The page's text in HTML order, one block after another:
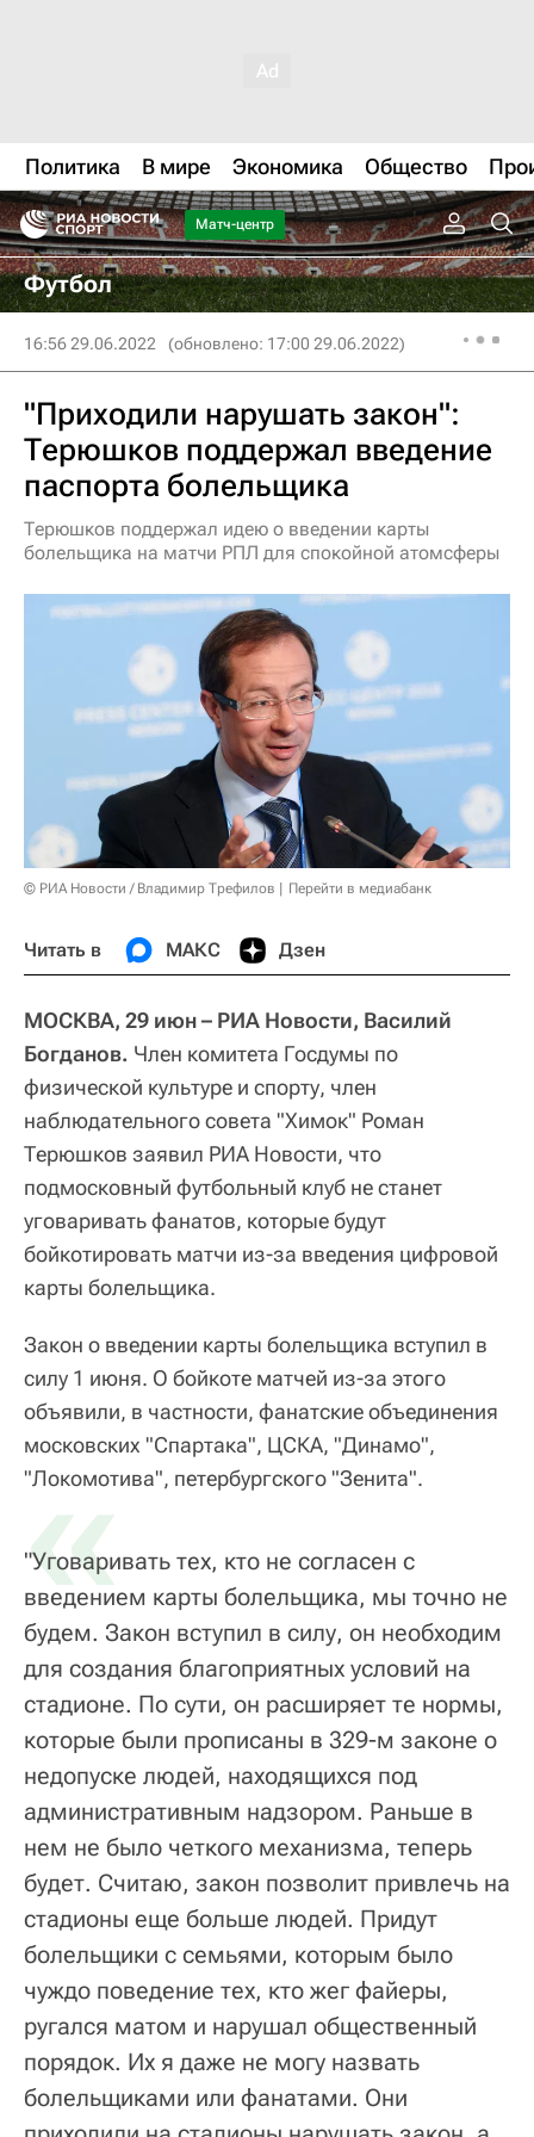
Политика В мире Экономика Общество
Матч-центр
Футбол
16:56 29.06.2022 (обновлено: 17:00 29.06.2022)
"Приходили нарушать закон":
Терюшков поддержал введение
паспорта болельщика
Терюшков поддержал идею о введении карты
болельщика на матчи РПЛ для спокойной атомсферы
© РИА Новости / Владимир Трефилов Перейти в медиабанк
Читать в МАКС Дзен
МОСКВА, 29 июн – РИА Новости, Василий
Богданов. Член комитета Госдумы по
физической культуре и спорту, член
наблюдательного совета "Химок" Роман
Терюшков заявил РИА Новости, что
подмосковный футбольный клуб не станет
уговаривать фанатов, которые будут
бойкотировать матчи из-за введения цифровой
карты болельщика.
Закон о введении карты болельщика вступил в
силу 1 июня. О бойкоте матчей из-за этого
объявили, в частности, фанатские объединения
московских "Спартака", ЦСКА, "Динамо",
"Локомотива", петербургского "Зенита".
«
"Уговаривать тех, кто не согласен с
введением карты болельщика, мы точно не
будем. Закон вступил в силу, он необходим
для создания благоприятных условий на
стадионе. По сути, он расширяет те нормы,
которые были прописаны в 329-м законе о
недопуске людей, находящихся под
административным надзором. Раньше в
нем не было четкого механизма, теперь
будет. Считаю, закон позволит привлечь на
стадионы еще больше людей. Придут
болельщики с семьями, которым было
чуждо поведение тех, кто жег файеры,
ругался матом и нарушал общественный
порядок. Их я даже не могу назвать
болельщиками или фанатами. Они